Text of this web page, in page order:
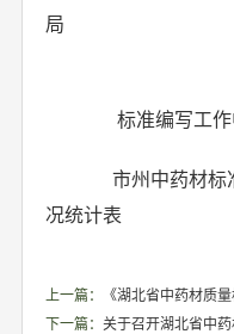
局
标准编写工作
市州中药材标
况统计表
上一篇：
《湖北省中药材质量标准
下一篇：关于召开湖北省中药材质量标